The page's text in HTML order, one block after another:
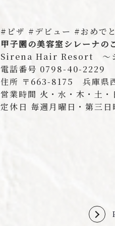
#ピザ #デビュー #おめで
甲子園の美容室シレーナ
Sirena Hair Resort 〜
電話番号 0798-40-2229
住所 〒663-8175 兵庫県
営業時間 火・水・木・土
定休日 毎週月曜日・第三日